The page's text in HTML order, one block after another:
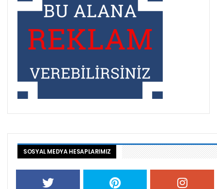
SOSYAL MEDYA HESAPLARIMIZ